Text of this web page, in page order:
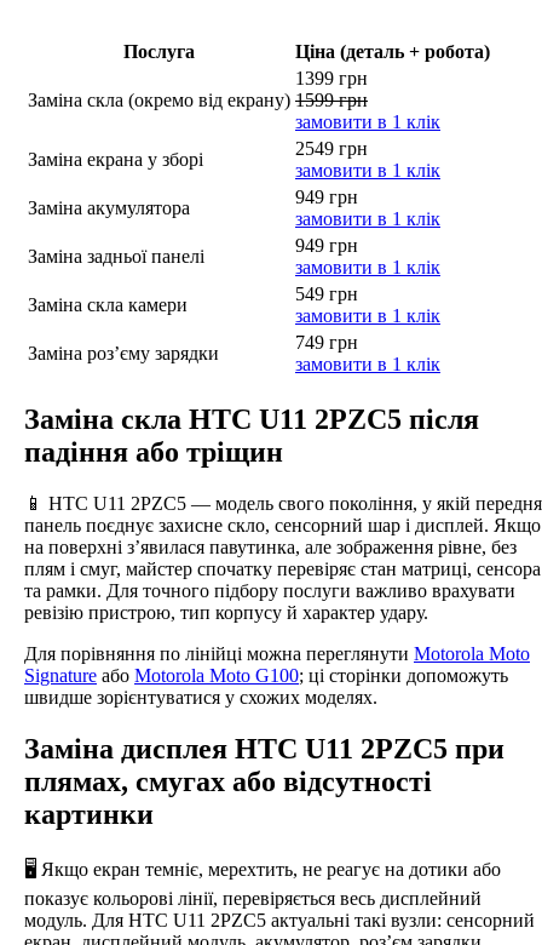
Послуга Ціна (деталь + робота)
Заміна скла (окремо від екрану)
1399 грн
1599 грн
замовити в 1 клік
Заміна екрана у зборі
2549 грн
замовити в 1 клік
Заміна акумулятора
949 грн
замовити в 1 клік
Заміна задньої панелі
949 грн
замовити в 1 клік
Заміна скла камери
549 грн
замовити в 1 клік
Заміна роз’єму зарядки
749 грн
замовити в 1 клік
Заміна скла HTC U11 2PZC5 після
падіння або тріщин
📱 HTC U11 2PZC5 — модель свого покоління, у якій передня
панель поєднує захисне скло, сенсорний шар і дисплей. Якщо
на поверхні з’явилася павутинка, але зображення рівне, без
плям і смуг, майстер спочатку перевіряє стан матриці, сенсора
та рамки. Для точного підбору послуги важливо врахувати
ревізію пристрою, тип корпусу й характер удару.
Для порівняння по лінійці можна переглянути Motorola Moto
Signature або Motorola Moto G100; ці сторінки допоможуть
швидше зорієнтуватися у схожих моделях.
Заміна дисплея HTC U11 2PZC5 при
плямах, смугах або відсутності
картинки
🖥️ Якщо екран темніє, мерехтить, не реагує на дотики або
показує кольорові лінії, перевіряється весь дисплейний
модуль. Для HTC U11 2PZC5 актуальні такі вузли: сенсорний